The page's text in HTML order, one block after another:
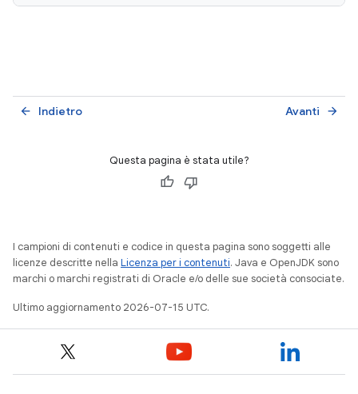
Indietro
arrow_back Avanti arrow_forward
Questa pagina è stata utile?
I campioni di contenuti e codice in questa pagina sono soggetti alle
licenze descritte nella Licenza per i contenuti. Java e OpenJDK sono
marchi o marchi registrati di Oracle e/o delle sue società consociate.
Ultimo aggiornamento 2026-07-15 UTC.